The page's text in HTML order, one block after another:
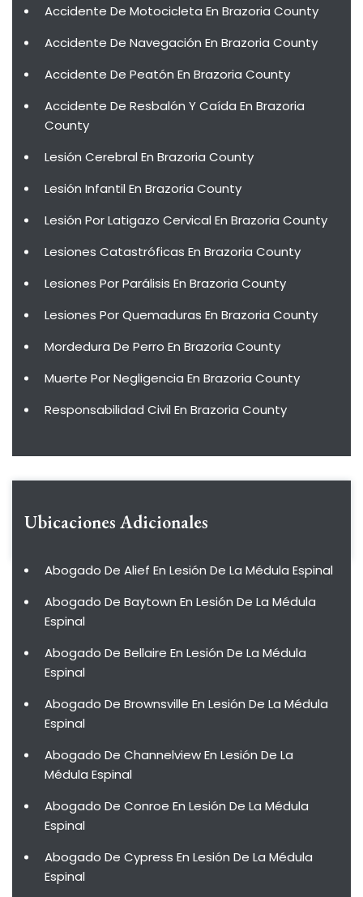
Accidente De Motocicleta En Brazoria County
Accidente De Navegación En Brazoria County
Accidente De Peatón En Brazoria County
Accidente De Resbalón Y Caída En Brazoria
County
Lesión Cerebral En Brazoria County
Lesión Infantil En Brazoria County
Lesión Por Latigazo Cervical En Brazoria County
Lesiones Catastróficas En Brazoria County
Lesiones Por Parálisis En Brazoria County
Lesiones Por Quemaduras En Brazoria County
Mordedura De Perro En Brazoria County
Muerte Por Negligencia En Brazoria County
Responsabilidad Civil En Brazoria County
Ubicaciones Adicionales
Abogado De Alief En Lesión De La Médula Espinal
Abogado De Baytown En Lesión De La Médula
Espinal
Abogado De Bellaire En Lesión De La Médula
Espinal
Abogado De Brownsville En Lesión De La Médula
Espinal
Abogado De Channelview En Lesión De La
Médula Espinal
Abogado De Conroe En Lesión De La Médula
Espinal
Abogado De Cypress En Lesión De La Médula
Espinal